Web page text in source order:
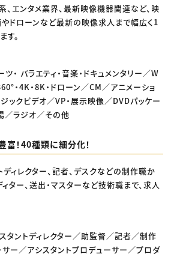
エンタメ業界、最新映像機器関連など、映
ドローンなど最新の映像求人まで幅広く1
す。
ツ・ バラエティ・音楽・ドキュメンタリー／W
・4K・8K・ドローン／CM／アニメーショ
ックビデオ／VP・展示映像／DVDパッケー
／ラジオ／その他
！40種類に細分化！
ディレクター、記者、デスクなどの制作職か
ィター、送出・マスターなど技術職まで、求人
タントディレクター／助監督／記者／制作
サー／アシスタントプロデューサー／プロダ